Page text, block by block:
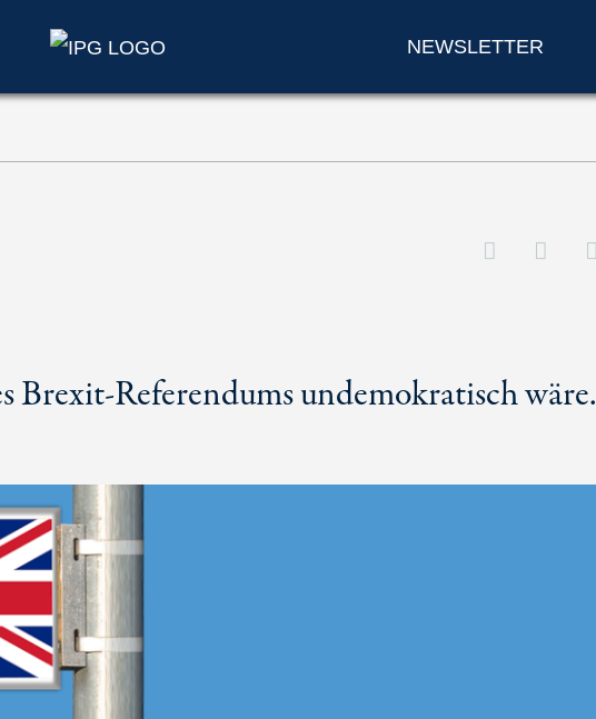
NEWSLETTER
Brexit-Referendums undemokratisch wäre.